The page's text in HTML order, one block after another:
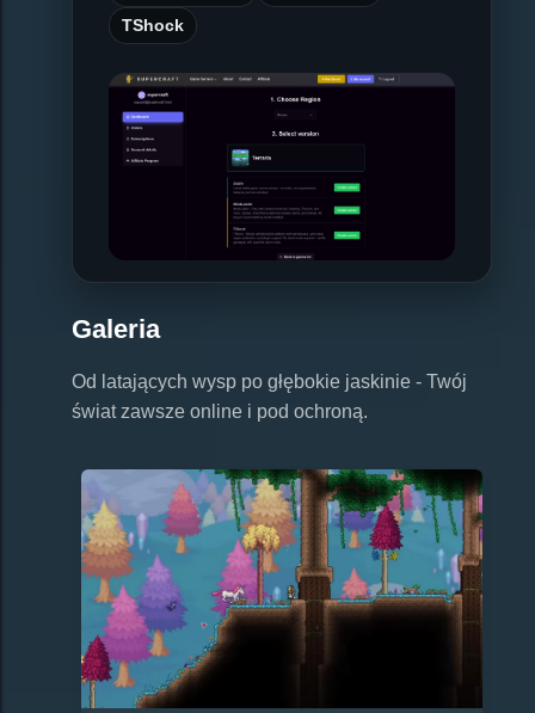
TShock
Galeria
Od latających wysp po głębokie jaskinie - Twój
świat zawsze online i pod ochroną.